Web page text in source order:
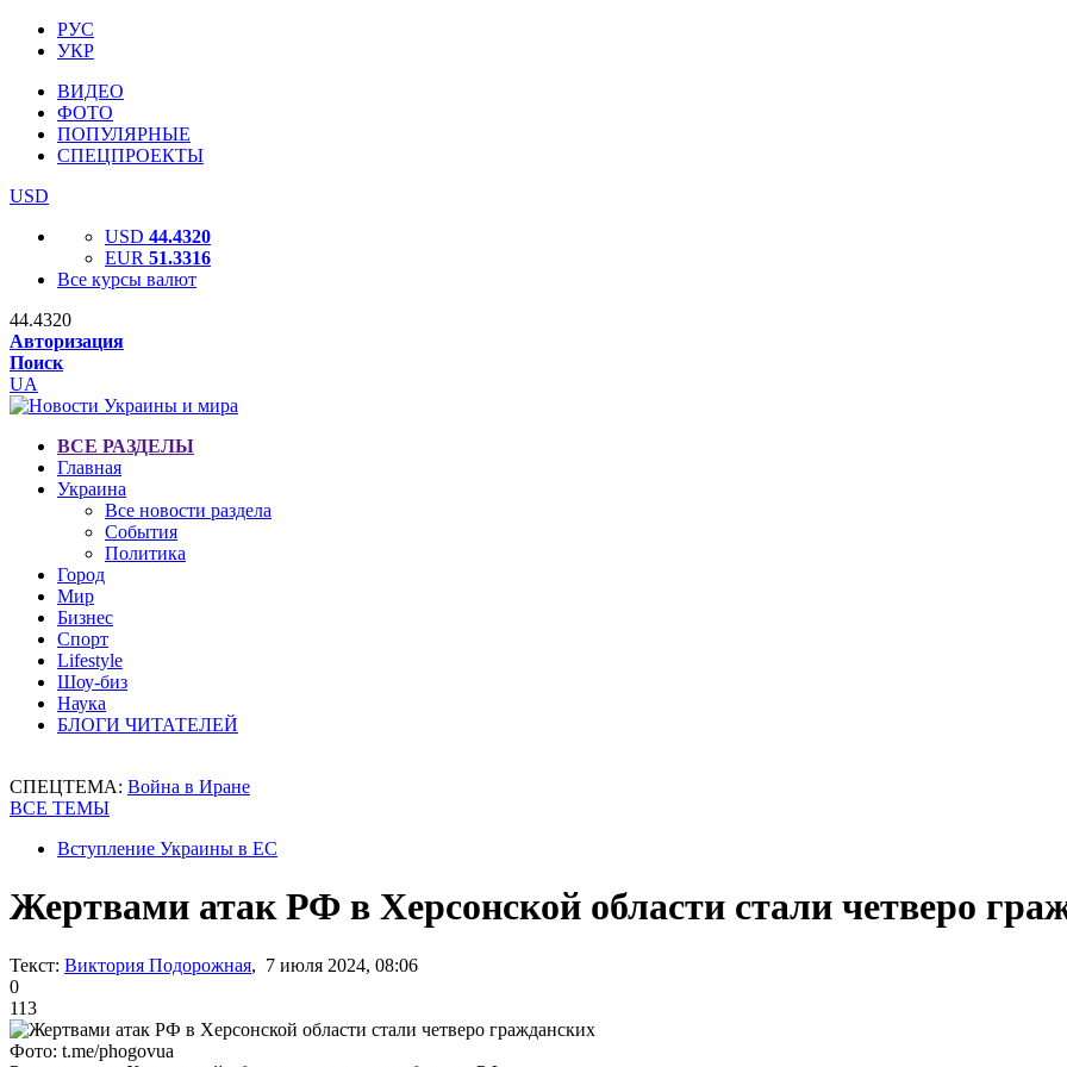
РУС
УКР
ВИДЕО
ФОТО
ПОПУЛЯРНЫЕ
СПЕЦПРОЕКТЫ
USD
USD 44.4320
EUR 51.3316
Все курсы валют
44.4320
Авторизация
Поиск
UA
ВСЕ РАЗДЕЛЫ
Главная
Украина
Все новости раздела
События
Политика
Город
Мир
Бизнес
Спорт
Lifestyle
Шоу-биз
Наука
БЛОГИ ЧИТАТЕЛЕЙ
СПЕЦТЕМА: Война в Иране
ВСЕ ТЕМЫ
Вступление Украины в ЕС
Жертвами атак РФ в Херсонской области стали четверо
Текст: Виктория Подорожная, 7 июля 2024, 08:06
0
113
Фото: t.me/phogovua